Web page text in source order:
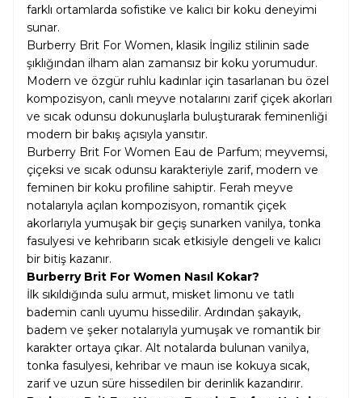
farklı ortamlarda sofistike ve kalıcı bir koku deneyimi
sunar.
Burberry Brit For Women, klasik İngiliz stilinin sade
şıklığından ilham alan zamansız bir koku yorumudur.
Modern ve özgür ruhlu kadınlar için tasarlanan bu özel
kompozisyon, canlı meyve notalarını zarif çiçek akorları
ve sıcak odunsu dokunuşlarla buluşturarak feminenliği
modern bir bakış açısıyla yansıtır.
Burberry Brit For Women Eau de Parfum; meyvemsi,
çiçeksi ve sıcak odunsu karakteriyle zarif, modern ve
feminen bir koku profiline sahiptir. Ferah meyve
notalarıyla açılan kompozisyon, romantik çiçek
akorlarıyla yumuşak bir geçiş sunarken vanilya, tonka
fasulyesi ve kehribarın sıcak etkisiyle dengeli ve kalıcı
bir bitiş kazanır.
Burberry Brit For Women Nasıl Kokar?
İlk sıkıldığında sulu armut, misket limonu ve tatlı
bademin canlı uyumu hissedilir. Ardından şakayık,
badem ve şeker notalarıyla yumuşak ve romantik bir
karakter ortaya çıkar. Alt notalarda bulunan vanilya,
tonka fasulyesi, kehribar ve maun ise kokuya sıcak,
zarif ve uzun süre hissedilen bir derinlik kazandırır.